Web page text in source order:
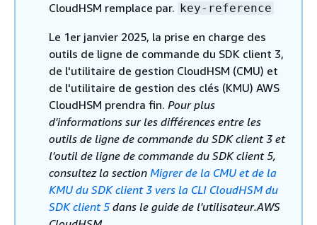
CloudHSM remplace par. key-reference
Le 1er janvier 2025, la prise en charge des
outils de ligne de commande du SDK client 3,
de l'utilitaire de gestion CloudHSM (CMU) et
de l'utilitaire de gestion des clés (KMU) AWS
CloudHSM prendra fin. Pour plus
d'informations sur les différences entre les
outils de ligne de commande du SDK client 3 et
l'outil de ligne de commande du SDK client 5,
consultez la section Migrer de la CMU et de la
KMU du SDK client 3 vers la CLI CloudHSM du
SDK client 5 dans le guide de l'utilisateur.AWS